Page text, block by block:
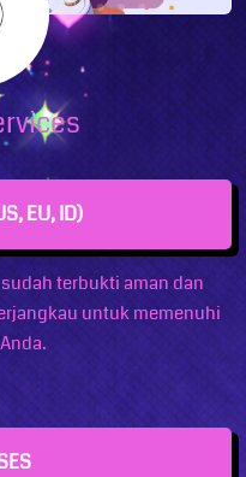
EU, ID)
terbukti aman dan
untuk memenuhi